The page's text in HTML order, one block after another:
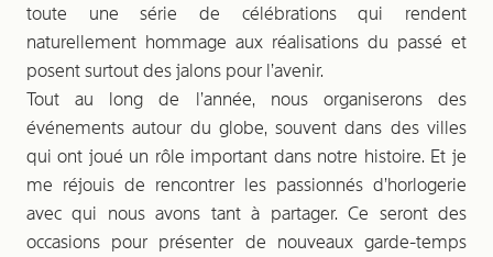
toute une série de célébrations qui rendent
naturellement hommage aux réalisations du passé et
posent surtout des jalons pour l’avenir.
Tout au long de l’année, nous organiserons des
événements autour du globe, souvent dans des villes
qui ont joué un rôle important dans notre histoire. Et je
me réjouis de rencontrer les passionnés d’horlogerie
avec qui nous avons tant à partager. Ce seront des
occasions pour présenter de nouveaux garde-temps